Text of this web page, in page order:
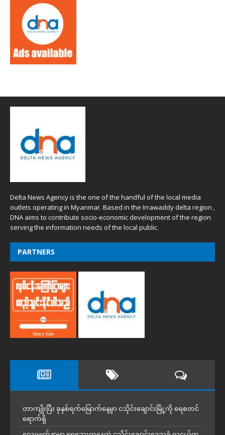
Delta News Agency is the one of the handful of the local media
outlets operating in Myanmar. Based in the Irrawaddy delta region ,
DNA aims to contribute socio-economic development of the region
serving the information needs of the local public.
PARTNERS
တာကျိုးပြီး ခုနှစ်ရက်မြောက်နေ့မှာ ငသိုင်းချောင်းမြို့ကို ရေစတင်
ရောက်ရှိ